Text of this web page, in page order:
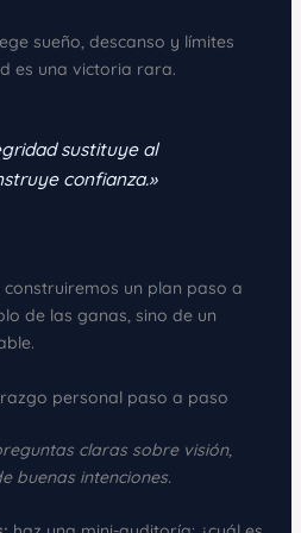
sueño, descanso y límites
es una victoria rara.
sustituye al
confianza.»
un plan paso a
de las ganas, sino de un
personal paso a paso
claras sobre visión,
buenas intenciones.